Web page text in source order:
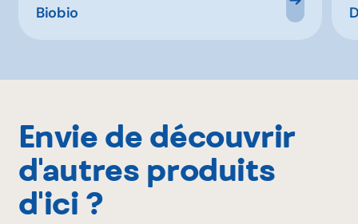
Biobio
Envie de découvrir
d'autres produits
d'ici ?